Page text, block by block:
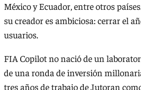
México y Ecuador, entre otros
su creador es ambiciosa: cerrar el
usuarios.
FIA Copilot no nació de un
de una ronda de inversión
tres años de trabajo de Jutoran